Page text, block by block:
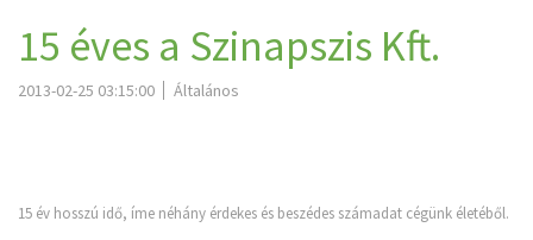
15 éves a Szinapszis Kft.
2013-02-25 03:15:00 Általános
15 év hosszú idő, íme néhány érdekes és beszédes számadat cégünk életéből.